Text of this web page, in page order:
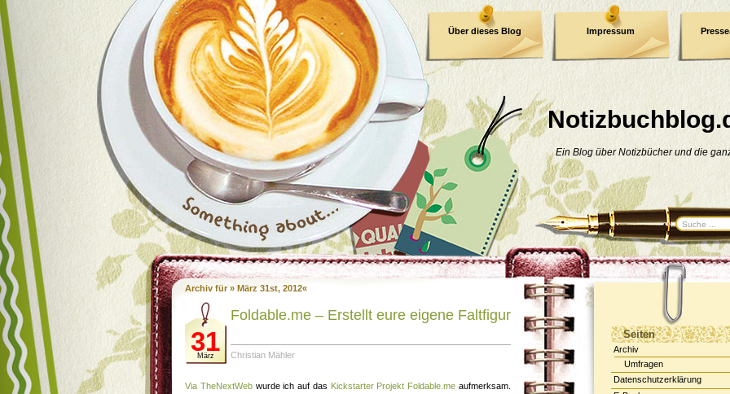
Ein Blog über Notizbücher und die
Über dieses Blog Impressum
Datenschutzerklärung
Archiv für » März 31st, 2012«
31
März
Foldable.me – Erstellt eure eigene Faltfigur
Christian Mähler
Via TheNextWebwurde ich auf das Kickstarter Projekt Foldable.me aufmerksam.
Seiten
Archiv
Umfragen
Datenschutzerklärung